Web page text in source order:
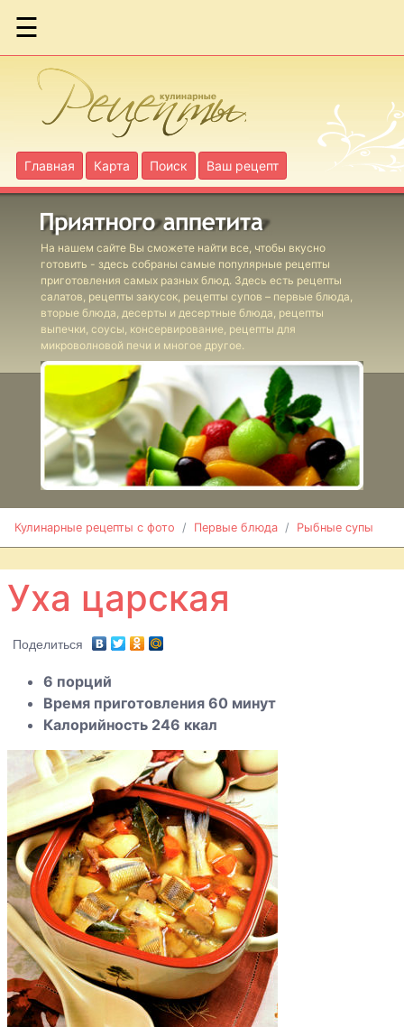
☰
Главная Карта Поиск Ваш рецепт
На нашем сайте Вы сможете найти все, чтобы вкусно
готовить - здесь собраны самые популярные рецепты
приготовления самых разных блюд. Здесь есть рецепты
салатов, рецепты закусок, рецепты супов – первые блюда,
вторые блюда, десерты и десертные блюда, рецепты
выпечки, соусы, консервирование, рецепты для
микроволновой печи и многое другое.
Кулинарные рецепты с фото Первые блюда Рыбные супы
Борщ из
кильки в
томате
Двойная
Рыбный
борщ
Рыбный суп
"Греческий"
Суп гамбо
из сибаса
рыбацкая
Уха
царская
Уха царская
Поделиться
6 порций
Время приготовления 60 минут
Калорийность 246 ккал